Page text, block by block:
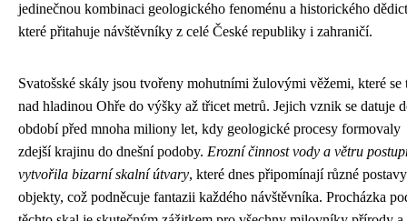
jedinečnou kombinaci geologického fenoménu a historického
které přitahuje návštěvníky z celé České republiky i zahraničí.
Svatošské skály jsou tvořeny mohutními žulovými věžemi, které se
nad hladinou Ohře do výšky až třicet metrů. Jejich vznik se datuje
období před mnoha miliony let, kdy geologické procesy formovaly
zdejší krajinu do dnešní podoby. Erozní činnost vody a větru
vytvořila bizarní skalní útvary, které dnes připomínají různé
objekty, což podněcuje fantazii každého návštěvníka. Procházka